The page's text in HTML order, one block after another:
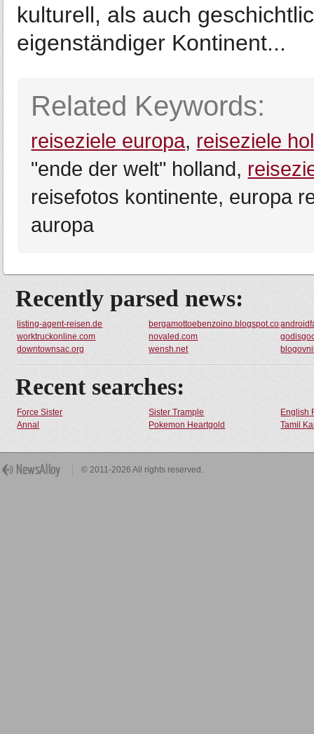
kulturell, als auch
eigenständiger Kontinent...
Related Keywords:
reiseziele europa, reiseziele
"ende der welt" holland,
reisefotos kontinente, europa
auropa
Recently parsed news:
listing-agent-reisen.de bergamottoebenzoino.blogspot.com
worktruckonline.com
novaled.com
downtownsac.org
wensh.net
Recent searches:
Force Sister Sister Trample
English
Annal
Pokemon Heartgold Tamil
© 2011-2026 All rights reserved.